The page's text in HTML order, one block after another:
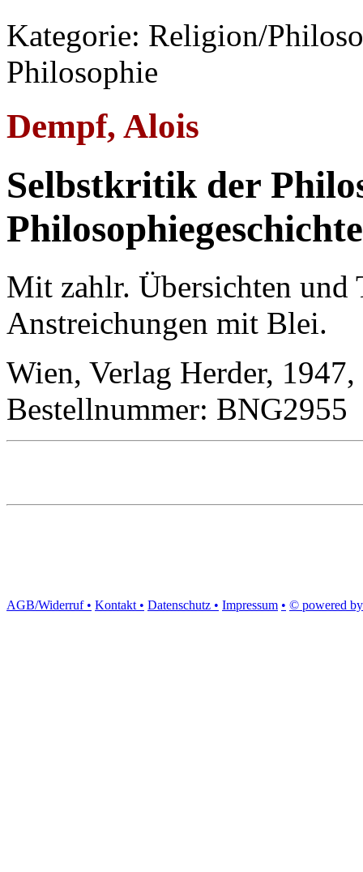
Kategorie: Religion/
Philosophie
Dempf, Alois
Selbstkritik der
Mit zahlr. Übersichten und
Anstreichungen mit Blei.
Wien, Verlag Herder,
Bestellnummer: BNG2955
AGB/Widerruf • Kontakt • Datenschutz • Impressum • © powered